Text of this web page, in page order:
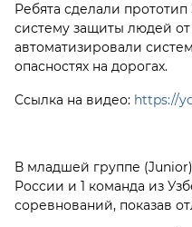
Ребята сделали
систему защиты людей
автоматизировали
опасностях на дорогах.
Ссылка на видео: https://
В младшей группе
России и 1 команда из
соревнований, показав